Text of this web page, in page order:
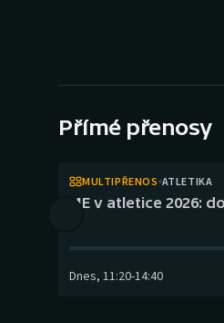
Přímé přenosy
MULTIPŘENOS ATLETIKA
ME v atletice 2026:
Dnes, 11:20-14:40